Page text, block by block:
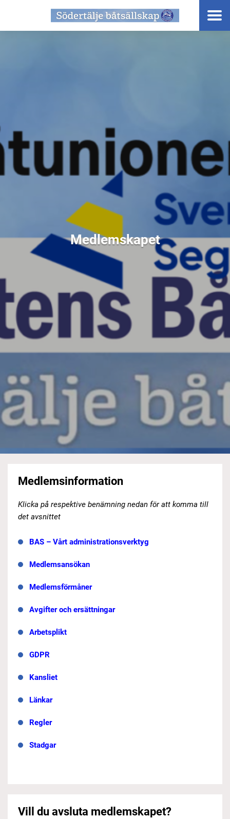
Medlemskapet
Medlemsinformation
Klicka på respektive benämning nedan för att komma till
det avsnittet
BAS – Vårt administrationsverktyg
Medlemsansökan
Medlemsförmåner
Avgifter och ersättningar
Arbetsplikt
GDPR
Kansliet
Länkar
Regler
Stadgar
Vill du avsluta medlemskapet?